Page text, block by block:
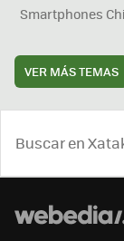
Smartphones
VER MÁS TEMAS